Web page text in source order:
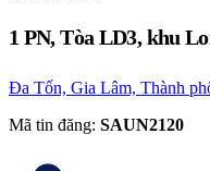
1 PN, Tòa LD3, khu
Đa Tốn, Gia Lâm, Thành
Mã tin đăng: SAUN2120